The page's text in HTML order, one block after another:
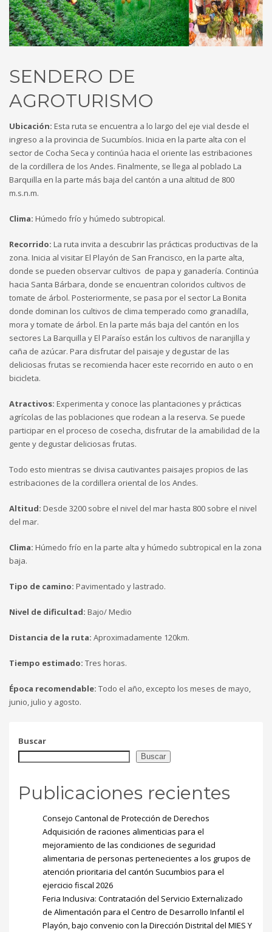
Technology
Transparencia
Turismo
Uncategorized
HOW TO SHOP
1 Login or create new account.
2 Review your order.
3 Payment &FREEshipment
If you still have problems, please let us know, by sending an
Mon-Fri 9:00AM - 6:00AM
Sat - 9:00AM-5:00PM
Sundays by appointment only!
CATEGORIES
UFC
Olympics
Boxing
Poker
ADVERTISING
SENDERO DE
AGROTURISMO
Ubicación: Esta ruta se encuentra a lo largo del eje vial desde el
ingreso a la provincia de Sucumbíos. Inicia en la parte alta con el
sector de Cocha Seca y continúa hacia el oriente las estribaciones
de la cordillera de los Andes. Finalmente, se llega al poblado La
Barquilla en la parte más baja del cantón a una altitud de 800
m.s.n.m.
Clima: Húmedo frío y húmedo subtropical.
Recorrido: La ruta invita a descubrir las prácticas productivas de la
zona. Inicia al visitar El Playón de San Francisco, en la parte alta,
donde se pueden observar cultivos de papa y ganadería. Continúa
hacia Santa Bárbara, donde se encuentran coloridos cultivos de
tomate de árbol. Posteriormente, se pasa por el sector La Bonita
donde dominan los cultivos de clima temperado como granadilla,
mora y tomate de árbol. En la parte más baja del cantón en los
sectores La Barquilla y El Paraíso están los cultivos de naranjilla y
caña de azúcar. Para disfrutar del paisaje y degustar de las
deliciosas frutas se recomienda hacer este recorrido en auto o en
bicicleta.
Atractivos: Experimenta y conoce las plantaciones y prácticas
agrícolas de las poblaciones que rodean a la reserva. Se puede
participar en el proceso de cosecha, disfrutar de la amabilidad de la
gente y degustar deliciosas frutas.
Todo esto mientras se divisa cautivantes paisajes propios de las
estribaciones de la cordillera oriental de los Andes.
Altitud: Desde 3200 sobre el nivel del mar hasta 800 sobre el nivel
del mar.
Clima: Húmedo frío en la parte alta y húmedo subtropical en la zona
baja.
Tipo de camino: Pavimentado y lastrado.
Nivel de dificultad: Bajo/ Medio
Distancia de la ruta: Aproximadamente 120km.
Tiempo estimado: Tres horas.
Época recomendable: Todo el año, excepto los meses de mayo,
junio, julio y agosto.
Buscar
Buscar
Publicaciones recientes
Consejo Cantonal de Protección de Derechos
Adquisición de raciones alimenticias para el
mejoramiento de las condiciones de seguridad
alimentaria de personas pertenecientes a los grupos de
atención prioritaria del cantón Sucumbios para el
ejercicio fiscal 2026
Feria Inclusiva: Contratación del Servicio Externalizado
de Alimentación para el Centro de Desarrollo Infantil el
Playón, bajo convenio con la Dirección Distrital del MIES Y